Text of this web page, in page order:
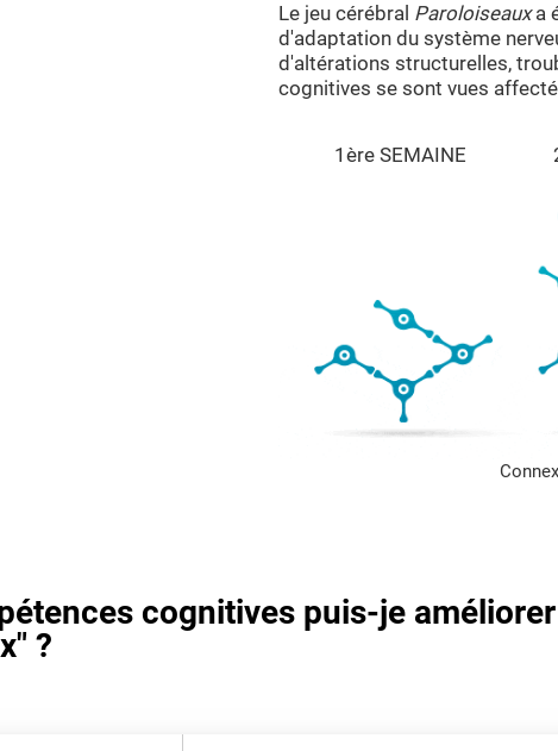
Le jeu cérébral Paroloiseauxa
d'adaptation du système
d'altérations structurelles,
cognitives se sont vues
1ère SEMAINE
cognitives puis-je
?